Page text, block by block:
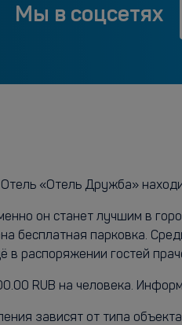
Мы в соцсетях
«Отель Дружба»
он станет лучшим в
бесплатная парковка.
распоряжении гостей
RUB на человека.
зависят от типа